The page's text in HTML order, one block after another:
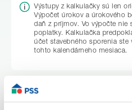
Výstupy z kalkulačky sú len
Výpočet úrokov a úrokového
daň z príjmov. Vo výpočte nie
poplatky. Kalkulačka
účet stavebného sporenia ste
tohto kalendárneho mesiaca.
Mám záujem o produkt